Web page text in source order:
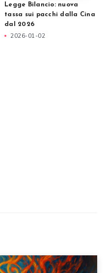
Legge Bilancio: nuova
tassa sui pacchi dalla Cina
dal 2026
2026-01-02